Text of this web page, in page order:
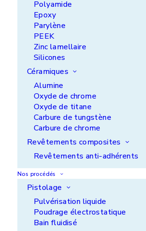
Polyamide
Epoxy
Parylène
PEEK
Zinc lamellaire
Silicones
Céramiques
Alumine
Oxyde de chrome
Oxyde de titane
Carbure de tungstène
Carbure de chrome
Revêtements composites
Revêtements anti-adhérents
Nos procédés
Pistolage
Pulvérisation liquide
Poudrage électrostatique
Bain fluidisé
qualité contre les
potentielles
chimiques sur vos
équipements ?